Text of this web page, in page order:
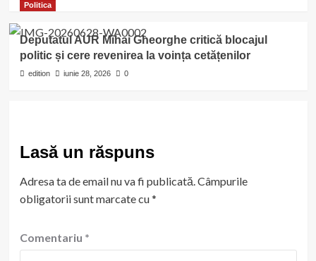
Politica
Deputatul AUR Mihai Gheorghe critică blocajul
politic și cere revenirea la voința cetățenilor
edition iunie 28, 2026 0
Lasă un răspuns
Adresa ta de email nu va fi publicată.Câmpurile
obligatorii sunt marcate cu*
Comentariu *